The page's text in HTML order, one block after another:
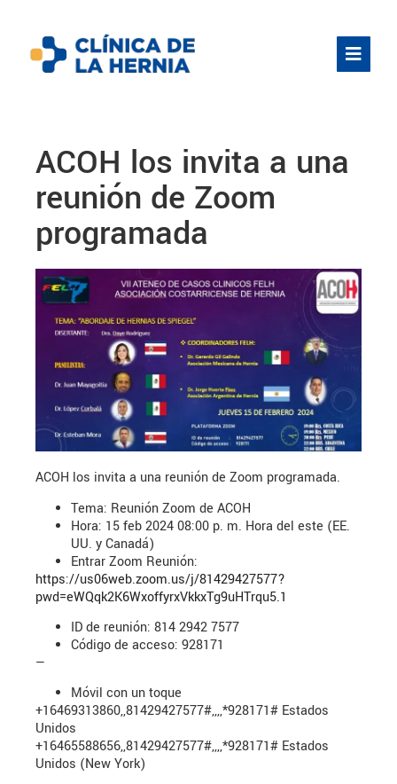
ACOH los invita a una
reunión de Zoom
programada
ACOH los invita a una reunión de Zoom programada.
Tema: Reunión Zoom de ACOH
Hora: 15 feb 2024 08:00 p. m. Hora del este (EE.
UU. y Canadá)
Entrar Zoom Reunión:
https://us06web.zoom.us/j/81429427577?
pwd=eWQqk2K6WxoffyrxVkkxTg9uHTrqu5.1
ID de reunión: 814 2942 7577
Código de acceso: 928171
—
Móvil con un toque
+16469313860,,81429427577#,,,,*928171# Estados
Unidos
+16465588656,,81429427577#,,,,*928171# Estados
Unidos (New York)